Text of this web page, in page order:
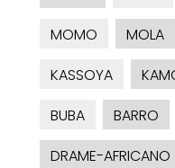
MOMO
MOLA
KASSOYA
BUBA
BARRO
DRAME-AFRICANO